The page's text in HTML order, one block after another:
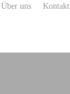
Über uns Kontakt